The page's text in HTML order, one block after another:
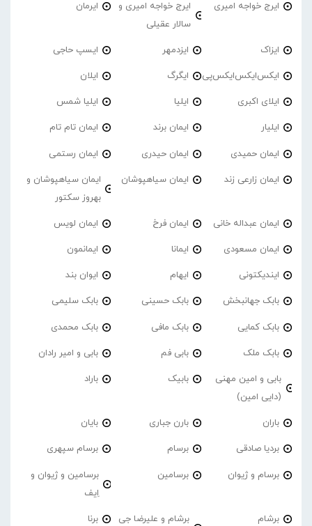
ایرج خواجه امیری
ایرج خواجه امیری و
سالار عقیلی
ایرمان
ایزاک ایزدمهر ایسپ حاجی
ایکس‌ایکس‌ایکس‌پی ایگرگ ایلان
ایلای اکبری ایلیا ایلیا شمس
ایلیار ایمان برند ایمان تام تام
ایمان حمیدی ایمان حیدری ایمان رستمی
ایمان زارعی زند ایمان سیاهپوشان
ایمان سیاهپوشان و
بهروز سکتور
ایمان عبداله خانی ایمان فرخ ایمان لویس
ایمان مسعودی ایمانا ایمانمون
ایندیکتونی ایهام ایوان بند
بابک جهانبخش بابک حسینی بابک سلیمی
بابک کمایی بابک مافی بابک محمدی
بابک ملک بابی فم بابی و امیر رادان
بابی و امین مهنی
(دایی امین)
بابیک باراد
باران بارن جباری بایان
بردیا صادقی برسام برسام سپهری
برسام و ژیوان برسامین
برسامین و ژیوان و
اِیف
برشام
برشام و علیرضا جی
برنا